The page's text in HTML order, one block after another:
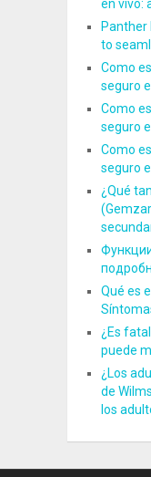
en vivo:
Panther
to
Como
seguro
Como
seguro
Como
seguro
¿Qué
Qué es
¿Es
puede
¿Los
de
los